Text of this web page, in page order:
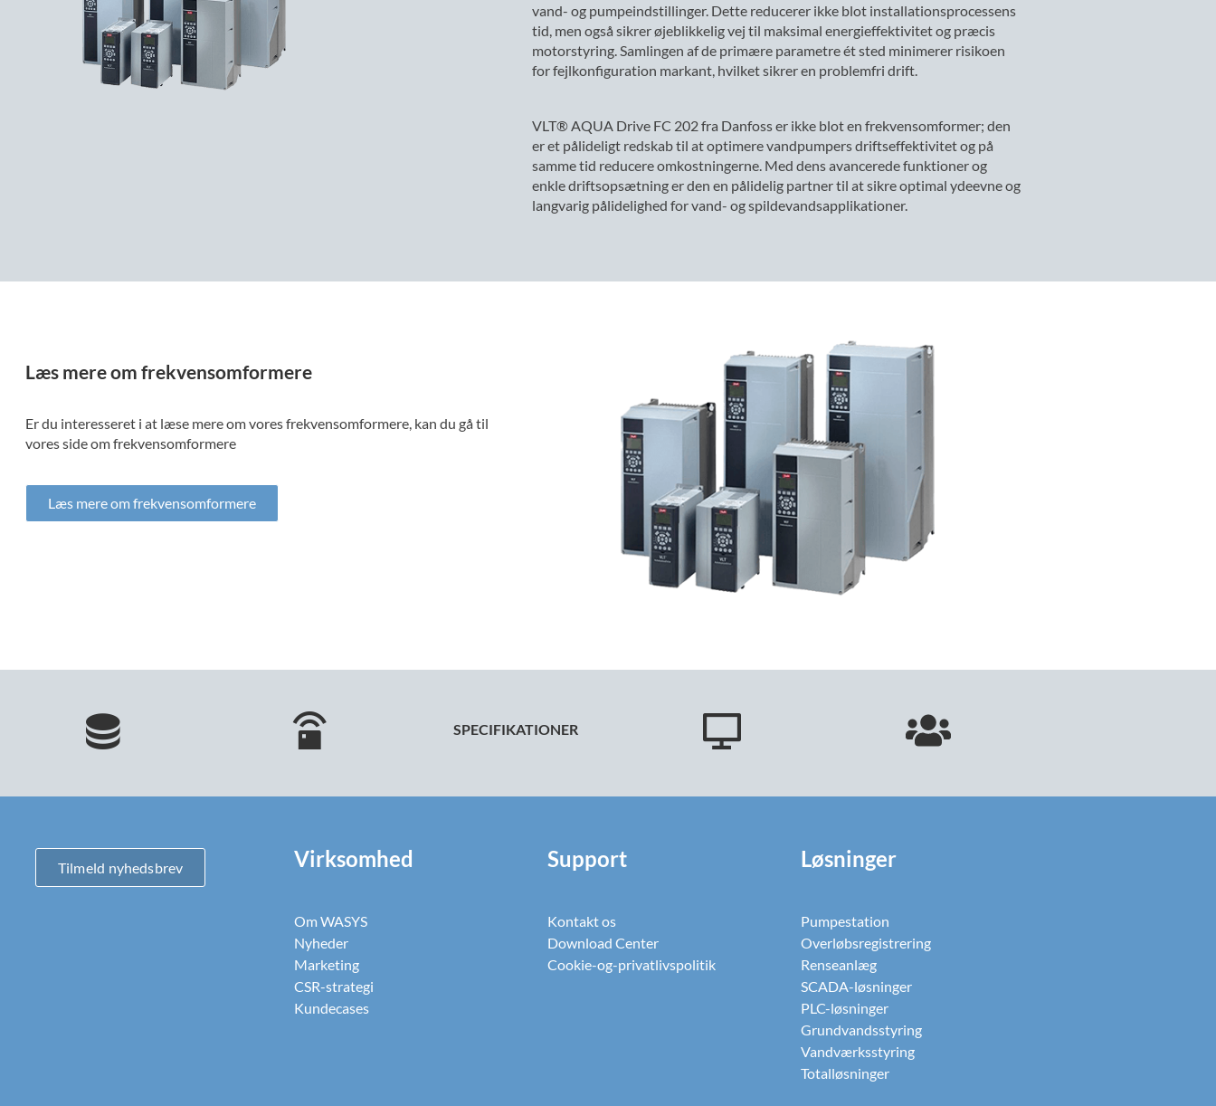
vand- og pumpeindstillinger. Dette reducerer ikke blot installationsprocessens
tid, men også sikrer øjeblikkelig vej til maksimal energieffektivitet og præcis
motorstyring. Samlingen af de primære parametre ét sted minimerer risikoen
for fejlkonfiguration markant, hvilket sikrer en problemfri drift.
VLT® AQUA Drive FC 202 fra Danfoss er ikke blot en frekvensomformer; den
er et pålideligt redskab til at optimere vandpumpers driftseffektivitet og på
samme tid reducere omkostningerne. Med dens avancerede funktioner og
enkle driftsopsætning er den en pålidelig partner til at sikre optimal ydeevne og
langvarig pålidelighed for vand- og spildevandsapplikationer.
Læs mere om frekvensomformere
Er du interesseret i at læse mere om vores frekvensomformere, kan du gå til
vores side om frekvensomformere
Læs mere om frekvensomformere
SPECIFIKATIONER
Tilmeld nyhedsbrev Virksomhed
Om WASYS
Nyheder
Marketing
CSR-strategi
Kundecases
Support
Kontakt os
Download Center
Cookie-og-privatlivspolitik
Løsninger
Pumpestation
Overløbsregistrering
Renseanlæg
SCADA-løsninger
PLC-løsninger
Grundvandsstyring
Vandværksstyring
Totalløsninger